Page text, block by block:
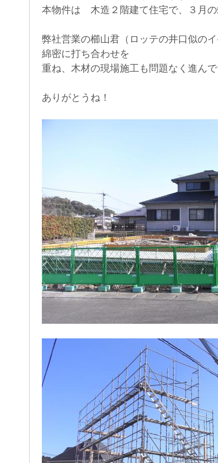
本物件は 木造２階建て住宅で、３月
弊社営業の櫛山君（ロッテの井口似の
綿密に打ち合わせを
重ね、木材の現場施工も問題なく進ん
ありがとうね！